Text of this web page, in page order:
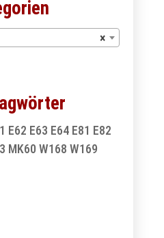
×
E62 E63 E64 E81 E82
MK60 W168 W169